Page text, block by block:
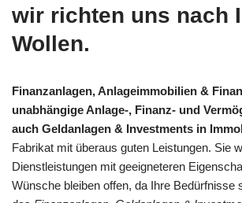
wir richten uns nach
Wollen.
Finanzanlagen, Anlageimmobilien &
unabhängige Anlage-, Finanz- und
auch Geldanlagen & Investments in
Fabrikat mit überaus guten Leistungen. Sie
Dienstleistungen mit geeigneteren
Wünsche bleiben offen, da Ihre Bedürfnisse